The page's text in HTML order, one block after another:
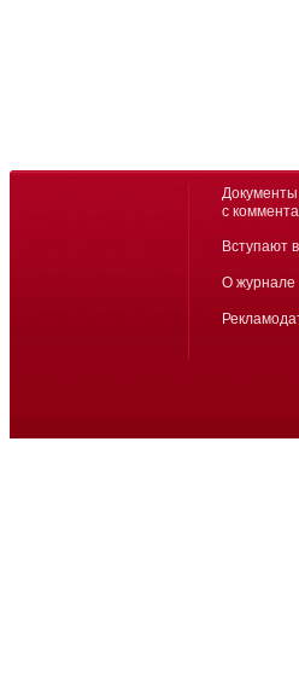
Документы
с
Вступают
О журнале